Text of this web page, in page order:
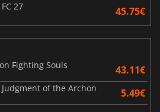
FC 27 45.75€
Fighting Souls
43.11€
Judgment of the Archon 5.49€